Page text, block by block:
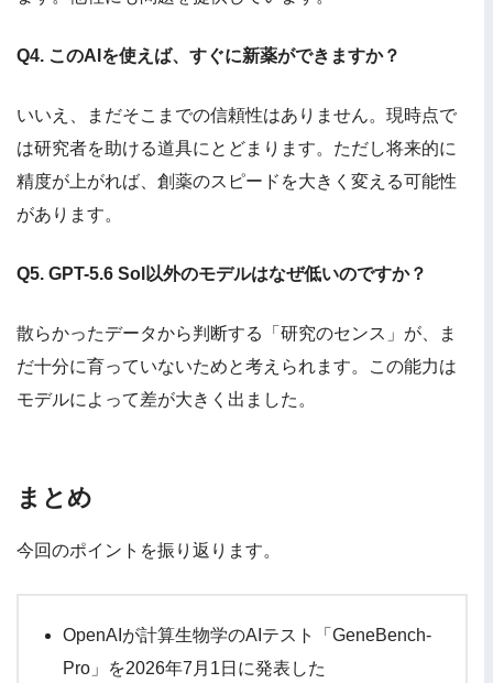
Q4. このAIを使えば、すぐに新薬ができますか？
いいえ、まだそこまでの信頼性はありません。現時点で
は研究者を助ける道具にとどまります。ただし将来的に
精度が上がれば、創薬のスピードを大きく変える可能性
があります。
Q5. GPT-5.6 Sol以外のモデルはなぜ低いのですか？
散らかったデータから判断する「研究のセンス」が、ま
だ十分に育っていないためと考えられます。この能力は
モデルによって差が大きく出ました。
まとめ
今回のポイントを振り返ります。
OpenAIが計算生物学のAIテスト「GeneBench-
Pro」を2026年7月1日に発表した